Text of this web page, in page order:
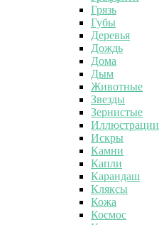
Грязь
Губы
Деревья
Дождь
Дома
Дым
Животные
Звезды
Зернистые
Иллюстрации
Искры
Камни
Капли
Карандаш
Кляксы
Кожа
Космос